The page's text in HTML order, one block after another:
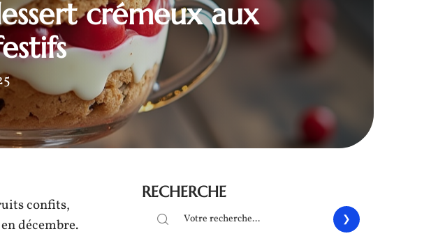
crémeux aux
confits,
décembre.
RECHERCHE